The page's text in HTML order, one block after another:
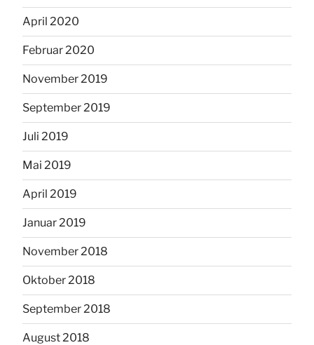
April 2020
Februar 2020
November 2019
September 2019
Juli 2019
Mai 2019
April 2019
Januar 2019
November 2018
Oktober 2018
September 2018
August 2018